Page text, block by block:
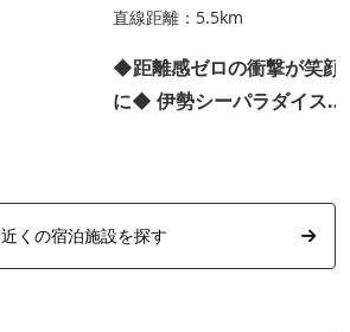
直線距離：5.5km
◆距離感ゼロの衝撃が笑顔
に◆ 伊勢シーパラダイス公
近くの宿泊施設を探す